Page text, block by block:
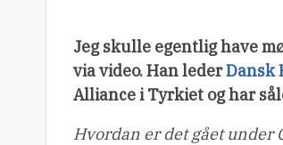
Jeg skulle egentlig have
via video. Han lederDansk
Alliance i Tyrkiet og har
Hvordan er det gået under